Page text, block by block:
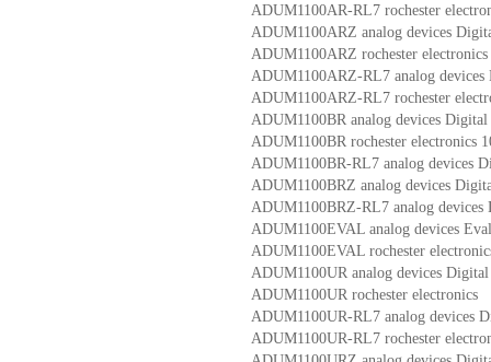
ADUM1100AR-RL7 rochester
ADUM1100ARZ analog devices
ADUM1100ARZ rochester electronics
ADUM1100ARZ-RL7 analog
ADUM1100ARZ-RL7 rochester
ADUM1100BR analog devices
ADUM1100BR rochester
ADUM1100BR-RL7 analog devices
ADUM1100BRZ analog devices
ADUM1100BRZ-RL7 analog
ADUM1100EVAL analog devices
ADUM1100EVAL rochester
ADUM1100UR analog devices
ADUM1100UR rochester electronics
ADUM1100UR-RL7 analog devices
ADUM1100UR-RL7 rochester